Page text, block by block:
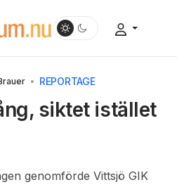
REPORTAGE
siktet istället
genomförde Vittsjö GIK